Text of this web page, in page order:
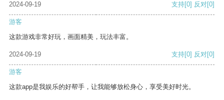
2024-09-19
支持[0] 反对[0]
游客
这款游戏非常好玩，画面精美，玩法丰富。
2024-09-19 支持[0] 反对[0]
游客
这款app是我娱乐的好帮手，让我能够放松身心，享受美好时光。